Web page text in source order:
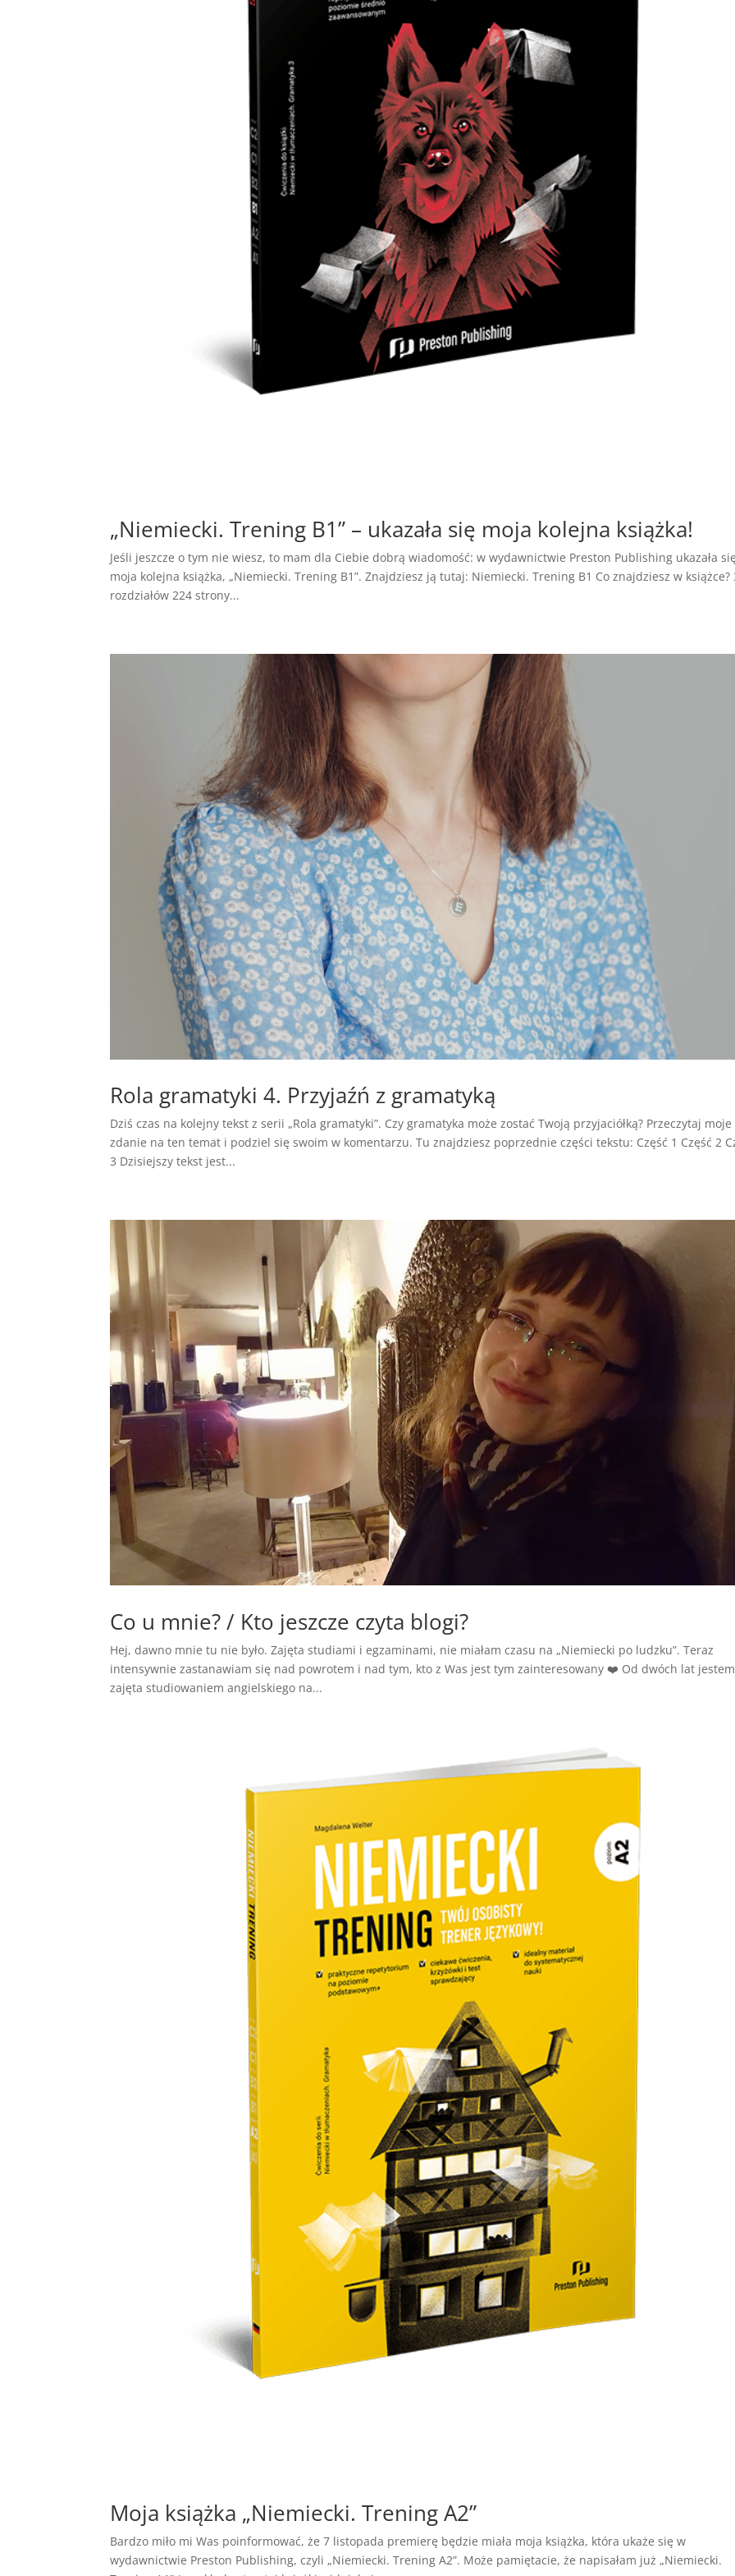
„Niemiecki. Trening B1” – ukazała się moja kolejna książka!
Jeśli jeszcze o tym nie wiesz, to mam dla Ciebie dobrą wiadomość: w wydawnictwie Preston Publishing ukazała
moja kolejna książka, „Niemiecki. Trening B1”. Znajdziesz ją tutaj: Niemiecki. Trening B1 Co znajdziesz w książce?
rozdziałów 224 strony...
Rola gramatyki 4. Przyjaźń z gramatyką
Dziś czas na kolejny tekst z serii „Rola gramatyki”. Czy gramatyka może zostać Twoją przyjaciółką? Przeczytaj moje
zdanie na ten temat i podziel się swoim w komentarzu. Tu znajdziesz poprzednie części tekstu: Część 1 Część 2
3 Dzisiejszy tekst jest...
Co u mnie? / Kto jeszcze czyta blogi?
Hej, dawno mnie tu nie było. Zajęta studiami i egzaminami, nie miałam czasu na „Niemiecki po ludzku”. Teraz
intensywnie zastanawiam się nad powrotem i nad tym, kto z Was jest tym zainteresowany ❤️ Od dwóch lat jestem
zajęta studiowaniem angielskiego na...
Moja książka „Niemiecki. Trening A2”
Bardzo miło mi Was poinformować, że 7 listopada premierę będzie miała moja książka, która ukaże się w
wydawnictwie Preston Publishing, czyli „Niemiecki. Trening A2”. Może pamiętacie, że napisałam już „Niemiecki.